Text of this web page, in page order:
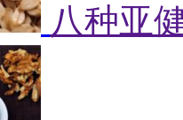
八种亚